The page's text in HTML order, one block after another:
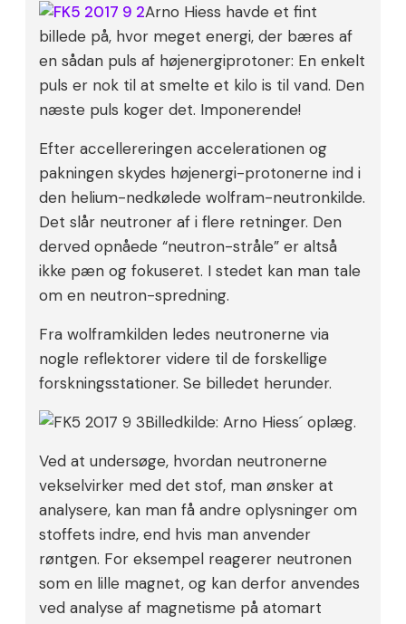
Arno Hiess havde et fint
billede på, hvor meget energi, der bæres af
en sådan puls af højenergiprotoner: En enkelt
puls er nok til at smelte et kilo is til vand. Den
næste puls koger det. Imponerende!
Efter accellereringen accelerationen og
pakningen skydes højenergi-protonerne ind i
den helium-nedkølede wolfram-neutronkilde.
Det slår neutroner af i flere retninger. Den
derved opnåede “neutron-stråle” er altså
ikke pæn og fokuseret. I stedet kan man tale
om en neutron-spredning.
Fra wolframkilden ledes neutronerne via
nogle reflektorer videre til de forskellige
forskningsstationer. Se billedet herunder.
Billedkilde: Arno Hiess´ oplæg.
Ved at undersøge, hvordan neutronerne
vekselvirker med det stof, man ønsker at
analysere, kan man få andre oplysninger om
stoffets indre, end hvis man anvender
røntgen. For eksempel reagerer neutronen
som en lille magnet, og kan derfor anvendes
ved analyse af magnetisme på atomart